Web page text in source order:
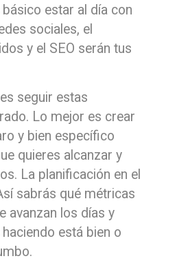
estar al día con
sociales, el
y el SEO serán tus
seguir estas
Lo mejor es crear
y bien específico
quieres alcanzar y
La planificación en el
sabrás qué métricas
avanzan los días y
está bien o